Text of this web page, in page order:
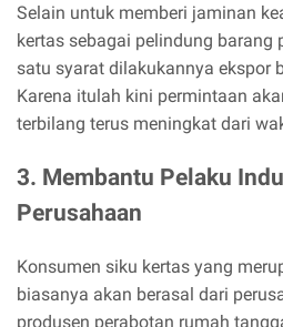
Selain untuk memberi jaminan
kertas sebagai pelindung barang
satu syarat dilakukannya ekspor
Karena itulah kini permintaan
terbilang terus meningkat dari
3. Membantu Pelaku
Perusahaan
Konsumen siku kertas yang
biasanya akan berasal dari
produsen perabotan rumah